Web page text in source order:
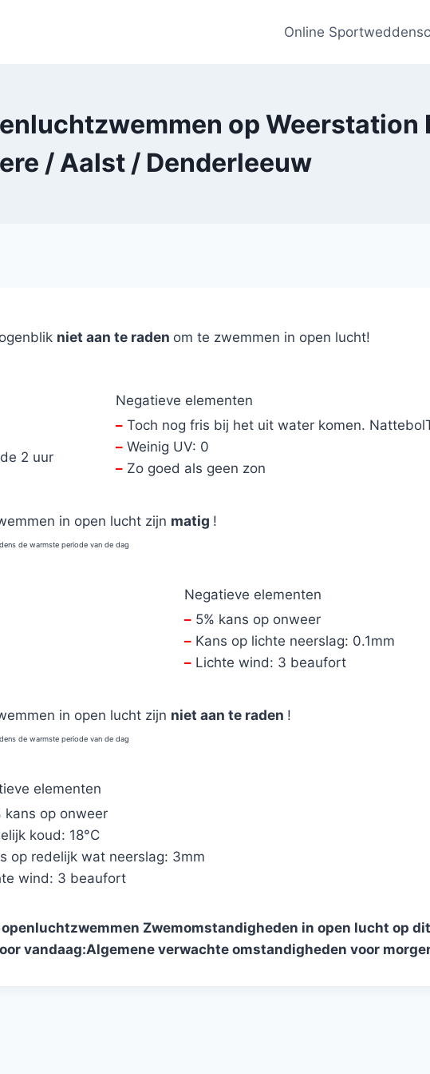
Online
op Weerstation
/ Aalst / Denderleeuw
niet aan te raden om te zwemmen in open lucht!
Negatieve elementen
2 uur
– Toch nog fris bij het uit water komen.
– Weinig UV: 0
– Zo goed als geen zon
in open lucht zijn matig !
de warmste periode van de dag
Negatieve elementen
– 5% kans op onweer
– Kans op lichte neerslag: 0.1mm
– Lichte wind: 3 beaufort
in open lucht zijn niet aan te raden !
de warmste periode van de dag
elementen
kans op onweer
koud: 18°C
op redelijk wat neerslag: 3mm
wind: 3 beaufort
Zwemomstandigheden in open lucht op
vandaag:Algemene verwachte omstandigheden voor